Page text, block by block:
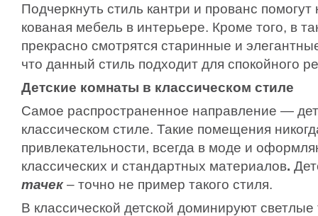
Подчеркнуть стиль кантри и прованс
кованая мебель в интерьере. Кроме того, в
прекрасно смотрятся старинные и
что данный стиль подходит для спокойного
Детские комнаты в классическом стиле
Самое распространенное направление —
классическом стиле. Такие помещения
привлекательности, всегда в моде и
классических и стандартных материалов.
тачек – точно не пример такого стиля.
В классической детской доминируют светлые